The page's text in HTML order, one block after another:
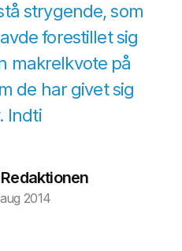
strygende, som
forestillet sig
makrelkvote på
de har givet sig
Indti
2014